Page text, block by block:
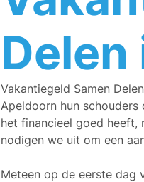
Vakantiegeld Samen
Apeldoorn hun schouders
het financieel goed heeft,
nodigen we uit om een
Meteen op de eerste dag